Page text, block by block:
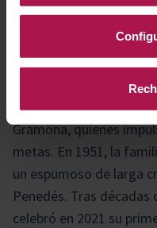
perfeccionó la
xarel·lo, vendiéndolos
espumosos. En 1881,
adquirió los viñedos
La tradición continuó
Gramona, quienes
metas. En 1951, la
un espumoso de larga
Penedés. Tras
celebró en 2021 su